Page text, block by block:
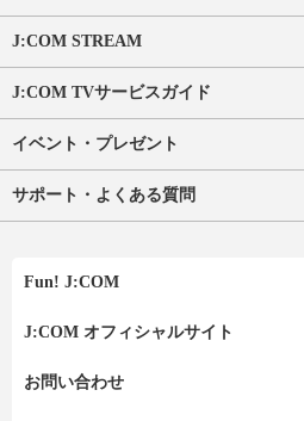
J:COM STREAM
J:COM TVサービスガイド
イベント・プレゼント
サポート・よくある質問
Fun! J:COM
J:COM オフィシャルサイト
お問い合わせ